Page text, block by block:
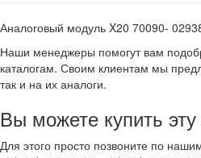
Аналоговый модуль X20 70090-
Наши менеджеры помогут вам
каталогам. Своим клиентам мы
так и на их аналоги.
Вы можете купить
Для этого просто позвоните по